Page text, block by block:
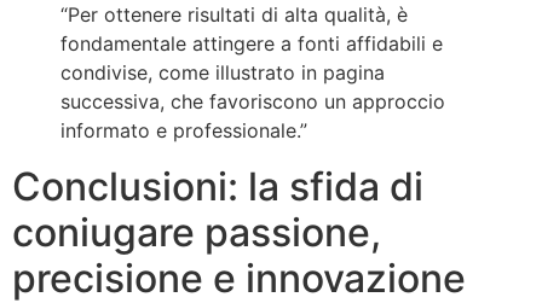
“Per ottenere risultati di alta qualità, è
fondamentale attingere a fonti affidabili e
condivise, come illustrato in pagina
successiva, che favoriscono un approccio
informato e professionale.”
Conclusioni: la sfida di
coniugare passione,
precisione e innovazione